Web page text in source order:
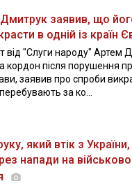
заявив, що
в одній із країн
від "Слуги народу" Артем
кордон після порушення
заявив про спроби
за ко...
який втік з
напади на